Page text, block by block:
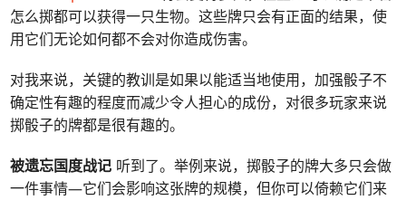
怎么掷都可以获得一只生物。这些牌只会有正面的结果，使
用它们无论如何都不会对你造成伤害。
对我来说，关键的教训是如果以能适当地使用，加强骰子不
确定性有趣的程度而减少令人担心的成份，对很多玩家来说
掷骰子的牌都是很有趣的。
被遗忘国度战记 听到了。举例来说，掷骰子的牌大多只会做
一件事情—它们会影响这张牌的规模，但你可以倚赖它们来